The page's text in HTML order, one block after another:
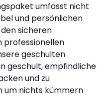
umfasst nicht
und persönlichen
sicheren
professionellen
geschulten
geschult, empfindliche
und zu
um nichts kümmern